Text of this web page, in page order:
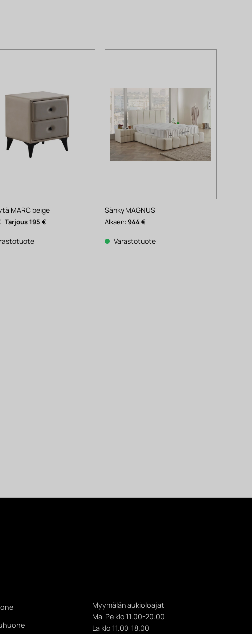
MARC beige
Alkuperäinen
hinta
250 €.
195 €Nykyinen
hinta
Sänky MAGNUS
Alkaen:944€
Varastotuote
Myymälän aukioloajat
Ma-Pe klo 11.00-20.00
La klo 11.00-18.00